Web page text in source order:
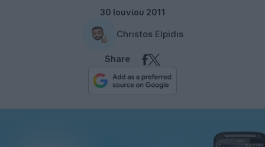
30 Ιουνίου 2011
Christos Elpidis
Share